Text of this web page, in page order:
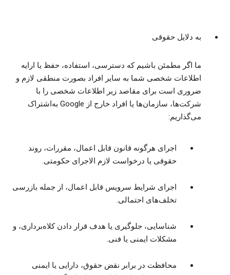
به دلایل حقوقی
ما اگر مطمئن باشیم که دسترسی، استفاده، حفظ یا ارایه
اطلاعات شخصی شما به سایر افراد بصورت منطقی لازم و
ضروری است برای مقاصد زیر اطلاعات شخصی را با
شرکت‌ها، سازمان‌ها یا افراد خارج از Google به‌اشتراک
می‌گذاریم:
اجرای هرگونه قانون قابل اعمال، مقررات، روند
حقوقی یا درخواست لازم الاجرای حکومتی.
اجرای شرایط سرویس قابل اعمال، از جمله بازرسی
تخلف‌های احتمالی.
شناسایی، جلوگیری یا هدف قرار دادن کلاه‌برداری، و
مشکلات ایمنی یا فنی.
محافظت در برابر نقض حقوق، دارایی یا ایمنی